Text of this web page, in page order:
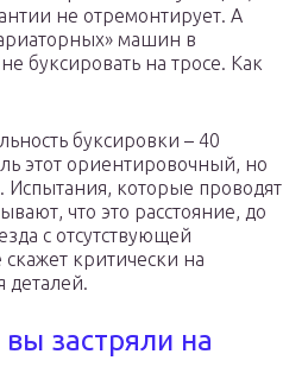
не отремонтирует. А
машин в
буксировать на тросе. Как
буксировки – 40
этот ориентировочный, но
Испытания, которые проводят
что это расстояние, до
с отсутствующей
критически на
деталей.
застряли на